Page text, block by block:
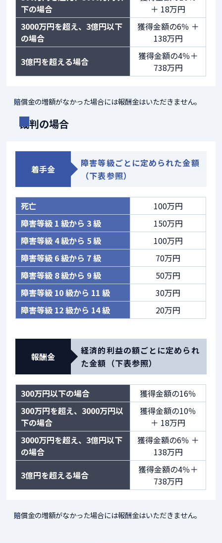
下の場合
＋ 18万円
3000万円を超え、3億円以下
の場合
獲得金額の6％ ＋
138万円
3億円を超える場合
獲得金額の4％＋
738万円
賠償金の増額がなかった場合には報酬金はいただきません。
裁判の場合
着手金
障害等級ごとに定められた金額
（下表参照）
死亡
100万円
障害等級 1 級から 3 級
150万円
障害等級 4 級から 5 級
100万円
障害等級 6 級から 7 級
70万円
障害等級 8 級から 9 級
50万円
障害等級 10 級から 11 級
30万円
障害等級 12 級から 14 級
20万円
報酬金
経済的利益の額ごとに定められ
た金額（下表参照）
300万円以下の場合
獲得金額の16％
300万円を超え、3000万円以
下の場合
獲得金額の10％
＋ 18万円
3000万円を超え、3億円以下
の場合
獲得金額の6％ ＋
138万円
3億円を超える場合
獲得金額の4％＋
738万円
賠償金の増額がなかった場合には報酬金はいただきません。